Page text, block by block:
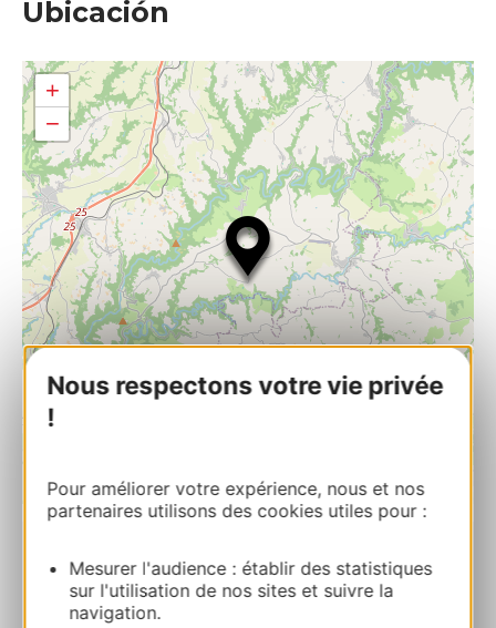
Nous respectons votre vie privée
!
Pour améliorer votre expérience, nous et nos
partenaires utilisons des cookies utiles pour :
Mesurer l'audience : établir des statistiques
sur l'utilisation de nos sites et suivre la
navigation.
Ubicación
+
−
Leaflet| Map data ©OpenStreetMap contributors
Château de Taurines
Lieu-dit Taurines 12120 CENTRES